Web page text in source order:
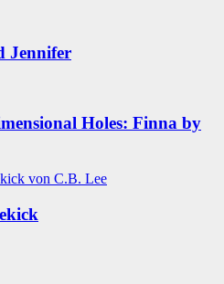
Jennifer
Holes: Finna by